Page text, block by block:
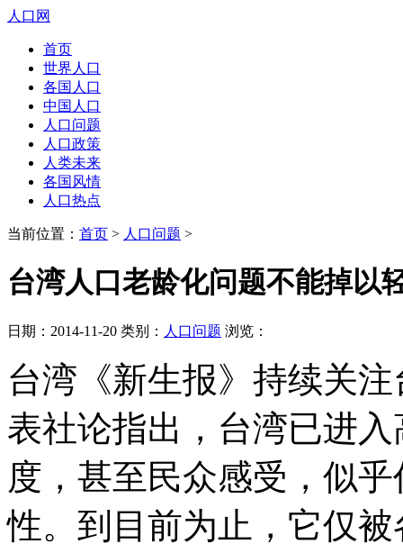
人口网
首页
世界人口
各国人口
中国人口
人口问题
人口政策
人类未来
各国风情
人口热点
当前位置： 首页 > 人口问题 >
台湾人口老龄化问题不能掉以
日期：2014-11-20 类别： 人口问题 浏览：
台湾《新生报》持续关
表社论指出，台湾已进
度，甚至民众感受，似
性。到目前为止，它仅